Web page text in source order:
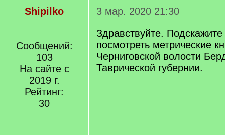
Shipilko
Сообщений:
103
На сайте с
2019 г.
Рейтинг:
30
3 мар. 2020 21:30
Здравствуйте.
посмотреть метрические
Черниговской волости
Таврической губернии.